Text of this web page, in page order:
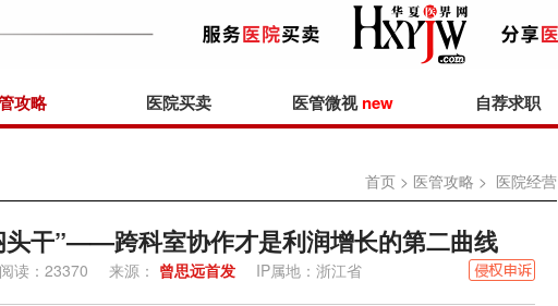
攻略 医院买卖 医管微视new 自荐求职
首页 > 医管攻略 > 医院经营
头干”——跨科室协作才是利润增长的第二曲线
阅读：23370 来源： 曾思远首发 IP属地：浙江省